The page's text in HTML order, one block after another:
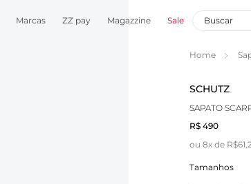
Marcas ZZ pay Magazzine Sale
Home
SCHUTZ
SAPATO
R$ 490
ou 8x de
Tamanhos